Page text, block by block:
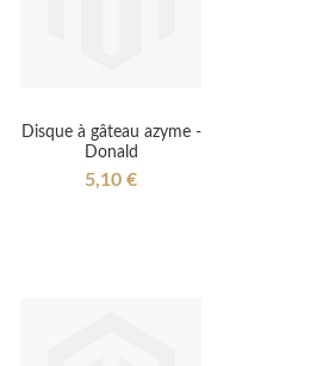
Disque à gâteau azyme -
Donald
5,10 €